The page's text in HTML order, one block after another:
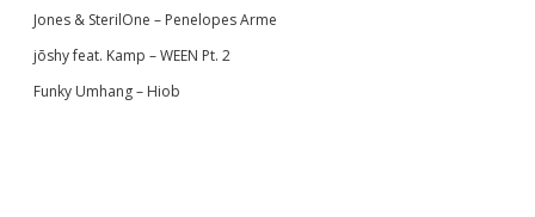
Jones & SterilOne – Penelopes Arme
jōshy feat. Kamp – WEEN Pt. 2
Funky Umhang – Hiob